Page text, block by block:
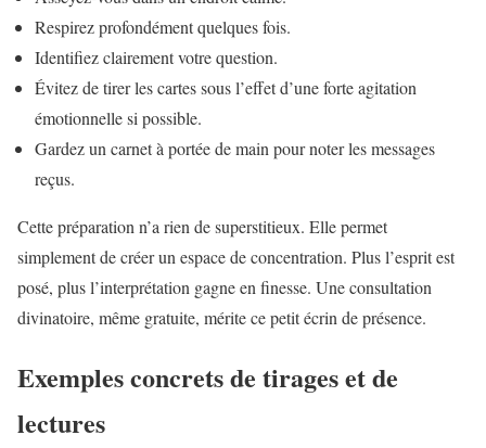
Respirez profondément quelques fois.
Identifiez clairement votre question.
Évitez de tirer les cartes sous l’effet d’une forte agitation
émotionnelle si possible.
Gardez un carnet à portée de main pour noter les messages
reçus.
Cette préparation n’a rien de superstitieux. Elle permet
simplement de créer un espace de concentration. Plus l’esprit est
posé, plus l’interprétation gagne en finesse. Une consultation
divinatoire, même gratuite, mérite ce petit écrin de présence.
Exemples concrets de tirages et de
lectures